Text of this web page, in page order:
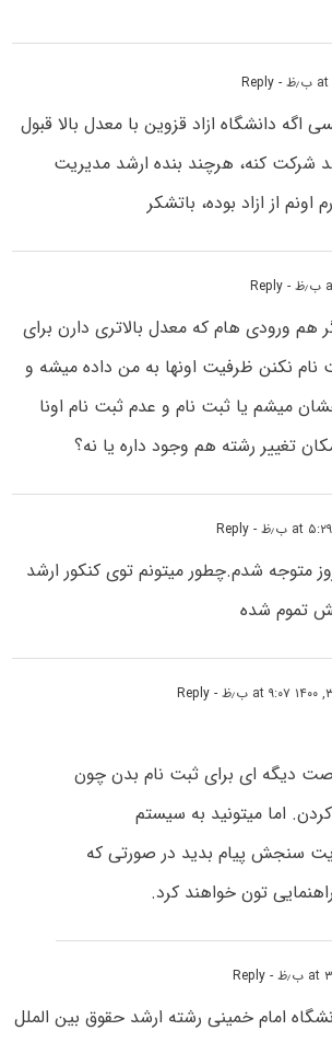
- Reply
دانشگاه ازاد قزوین با معدل بالا قبول
شرکت کنه، هرچند بنده ارشد مدیریت
اونم از ازاد بوده، باتشکر
- Reply
هم ورودی هام که معدل بالاتری دارن برای
نام نکنن ظرفیت اونها به من داده میشه و
میشم یا ثبت نام و عدم ثبت نام اونا
تغییر رشته هم وجود داره یا نه؟
- Reply
متوجه شدم.چطور میتونم توی کنکور ارشد
- Reply
دیگه ای برای ثبت نام بدن چون
اما میتونید به سیستم
سنجش پیام بدید در صورتی که
تون خواهند کرد.
- Reply
امام خمینی رشته ارشد حقوق بین الملل